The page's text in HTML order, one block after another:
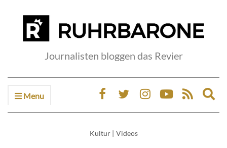
Journalisten bloggen das Revier
Menu
Kultur | Videos